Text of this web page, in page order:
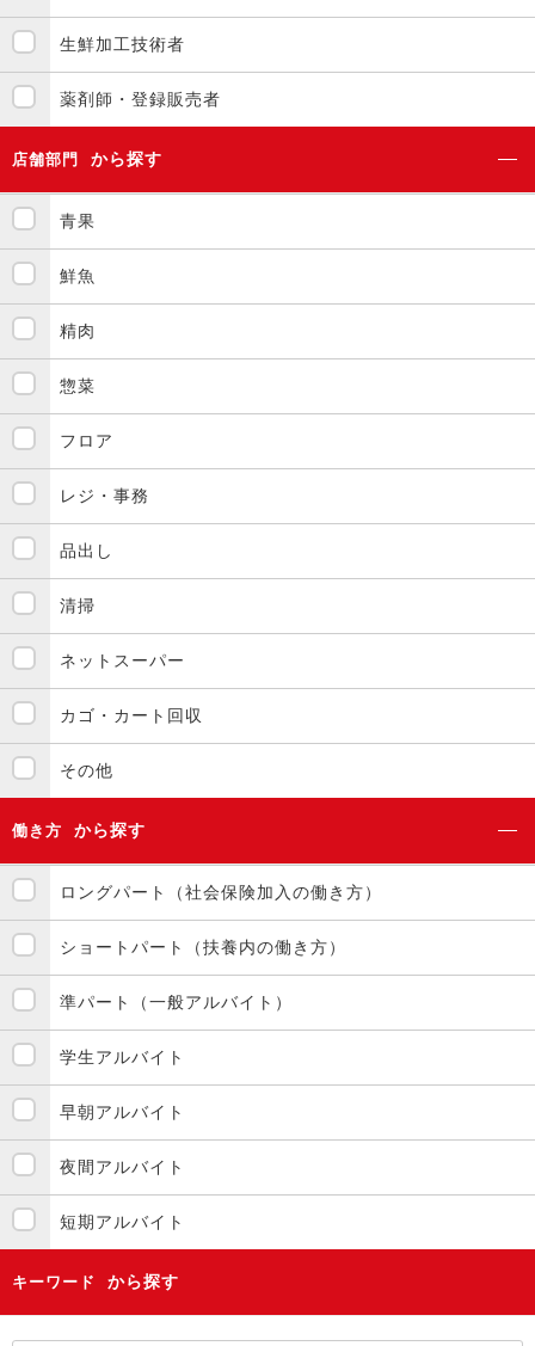
生鮮加工技術者
薬剤師・登録販売者
店舗部門 から探す
青果
鮮魚
精肉
惣菜
フロア
レジ・事務
品出し
清掃
ネットスーパー
カゴ・カート回収
その他
働き方 から探す
ロングパート（社会保険加入の働き方）
ショートパート（扶養内の働き方）
準パート（一般アルバイト）
学生アルバイト
早朝アルバイト
夜間アルバイト
短期アルバイト
キーワード から探す